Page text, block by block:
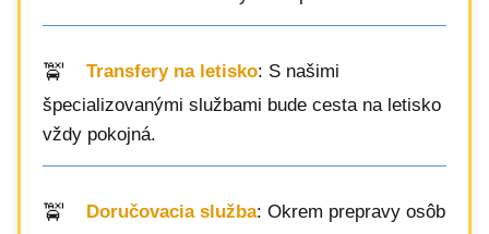
Transfery na letisko: S našimi
špecializovanými službami bude cesta na letisko
vždy pokojná.
Doručovacia služba: Okrem prepravy osôb